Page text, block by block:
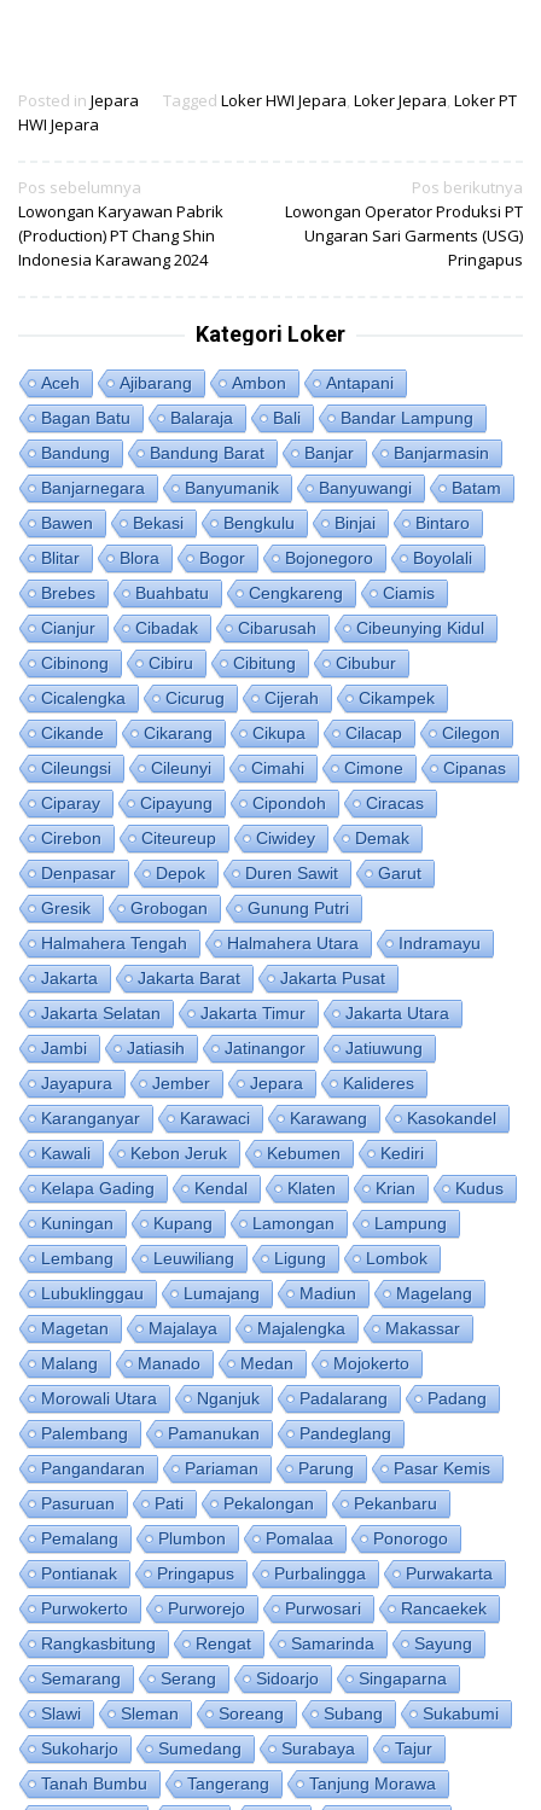
Posted in Jepara Tagged Loker HWI Jepara, Loker Jepara, Loker PT
HWI Jepara
Navigasi
pos
Pos sebelumnya
Lowongan Karyawan Pabrik
(Production) PT Chang Shin
Indonesia Karawang 2024
Pos berikutnya
Lowongan Operator Produksi PT
Ungaran Sari Garments (USG)
Pringapus
Kategori Loker
Aceh Ajibarang Ambon
Antapani
Bagan Batu
Balaraja Bali
Bandar Lampung
Bandung
Bandung Barat Banjar
Banjarmasin
Banjarnegara
Banyumanik Banyuwangi
Batam
Bawen
Bekasi Bengkulu Binjai
Bintaro
Blitar
Blora Bogor Bojonegoro
Boyolali
Brebes
Buahbatu Cengkareng
Ciamis
Cianjur
Cibadak Cibarusah
Cibeunying Kidul
Cibinong
Cibiru Cibitung
Cibubur
Cicalengka
Cicurug Cijerah
Cikampek
Cikande
Cikarang Cikupa Cilacap
Cilegon
Cileungsi
Cileunyi Cimahi Cimone
Cipanas
Ciparay
Cipayung Cipondoh
Ciracas
Cirebon
Citeureup Ciwidey
Demak
Denpasar
Depok Duren Sawit
Garut
Gresik
Grobogan
Gunung Putri
Halmahera Tengah
Halmahera Utara
Indramayu
Jakarta
Jakarta Barat
Jakarta Pusat
Jakarta Selatan
Jakarta Timur
Jakarta Utara
Jambi
Jatiasih Jatinangor
Jatiuwung
Jayapura
Jember Jepara
Kalideres
Karanganyar
Karawaci Karawang
Kasokandel
Kawali
Kebon Jeruk Kebumen
Kediri
Kelapa Gading
Kendal Klaten Krian
Kudus
Kuningan
Kupang Lamongan
Lampung
Lembang
Leuwiliang Ligung
Lombok
Lubuklinggau
Lumajang Madiun
Magelang
Magetan
Majalaya Majalengka
Makassar
Malang
Manado Medan
Mojokerto
Morowali Utara
Nganjuk Padalarang
Padang
Palembang
Pamanukan
Pandeglang
Pangandaran
Pariaman Parung
Pasar Kemis
Pasuruan
Pati Pekalongan
Pekanbaru
Pemalang
Plumbon Pomalaa
Ponorogo
Pontianak
Pringapus Purbalingga
Purwakarta
Purwokerto
Purworejo Purwosari
Rancaekek
Rangkasbitung
Rengat Samarinda
Sayung
Semarang
Serang Sidoarjo
Singaparna
Slawi
Sleman Soreang Subang
Sukabumi
Sukoharjo
Sumedang Surabaya
Tajur
Tanah Bumbu
Tangerang
Tanjung Morawa